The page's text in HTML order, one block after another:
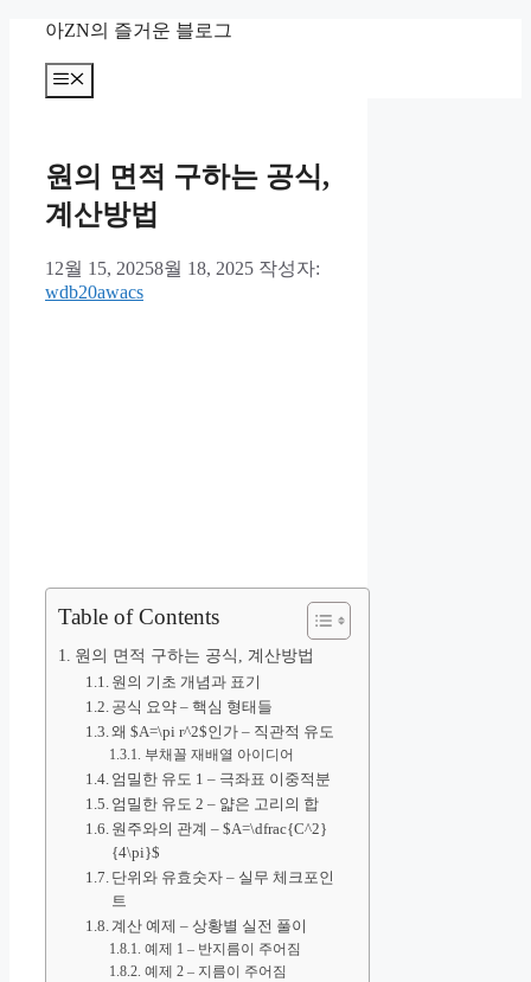
아ZN의 즐거운 블로그
메
뉴
원의 면적 구하는 공식,
계산방법
12월 15, 20258월 18, 2025 작성자:
wdb20awacs
Table of Contents
원의 면적 구하는 공식, 계산방법
원의 기초 개념과 표기
공식 요약 – 핵심 형태들
왜 $A=\pi r^2$인가 – 직관적 유도
부채꼴 재배열 아이디어
엄밀한 유도 1 – 극좌표 이중적분
엄밀한 유도 2 – 얇은 고리의 합
원주와의 관계 – $A=\dfrac{C^2}
{4\pi}$
단위와 유효숫자 – 실무 체크포인
트
계산 예제 – 상황별 실전 풀이
예제 1 – 반지름이 주어짐
예제 2 – 지름이 주어짐